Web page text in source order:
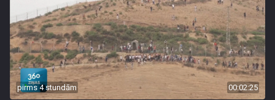
pirms 4 stundām 00:02:25